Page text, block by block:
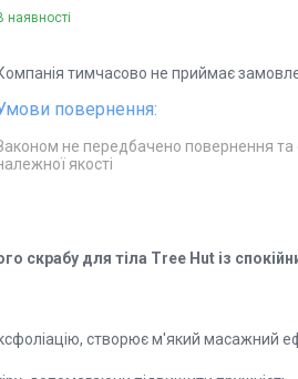
наявності
тимчасово не приймає
не передбачено повернення та
якості
скрабу для тіла Tree Hut із
створює м'який масажний